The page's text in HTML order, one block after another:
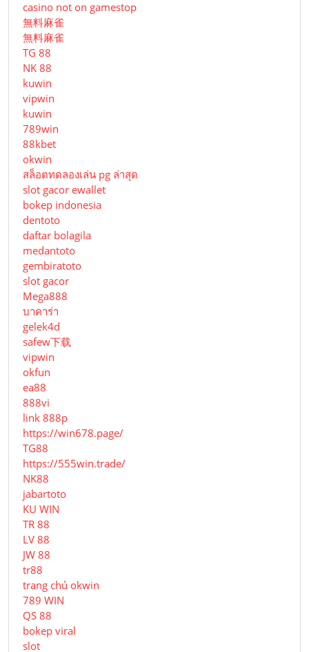
casino not on gamestop
無料麻雀
無料麻雀
TG 88
NK 88
kuwin
vipwin
kuwin
789win
88kbet
okwin
สล็อตทดลองเล่น pg ล่าสุด
slot gacor ewallet
bokep indonesia
dentoto
daftar bolagila
medantoto
gembiratoto
slot gacor
Mega888
บาคาร่า
gelek4d
safew下载
vipwin
okfun
ea88
888vi
link 888p
https://win678.page/
TG88
https://555win.trade/
NK88
jabartoto
KU WIN
TR 88
LV 88
JW 88
tr88
trang chủ okwin
789 WIN
QS 88
bokep viral
slot